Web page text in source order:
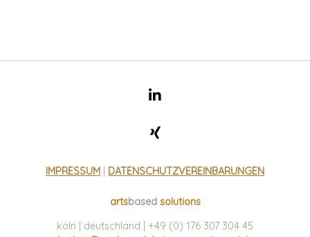
IMPRESSUM DATENSCHUTZVEREINBARUNGEN
artsbasedsolutions
köln | deutschland | +49 (0) 176 307 304 45